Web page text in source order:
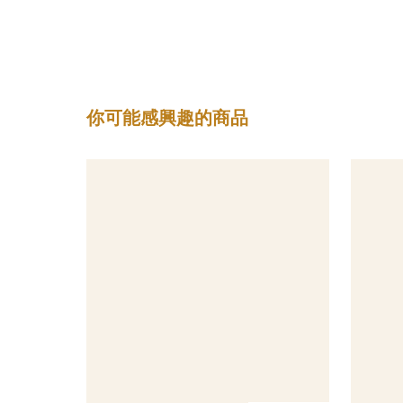
你可能感興趣的商品